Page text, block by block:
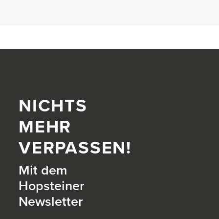
NICHTS
MEHR
VERPASSEN!
Mit dem
Hopsteiner
Newsletter